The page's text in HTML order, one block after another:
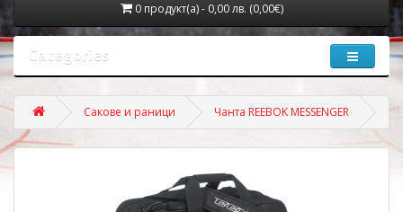
0 продукт(а) - 0,00 лв. (0,00€)
Categories
Сакове и раници Чанта REEBOK MESSENGER